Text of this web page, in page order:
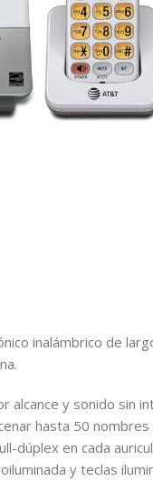
inalámbrico de
alcance y sonido sin
hasta 50
dúplex en cada
y teclas